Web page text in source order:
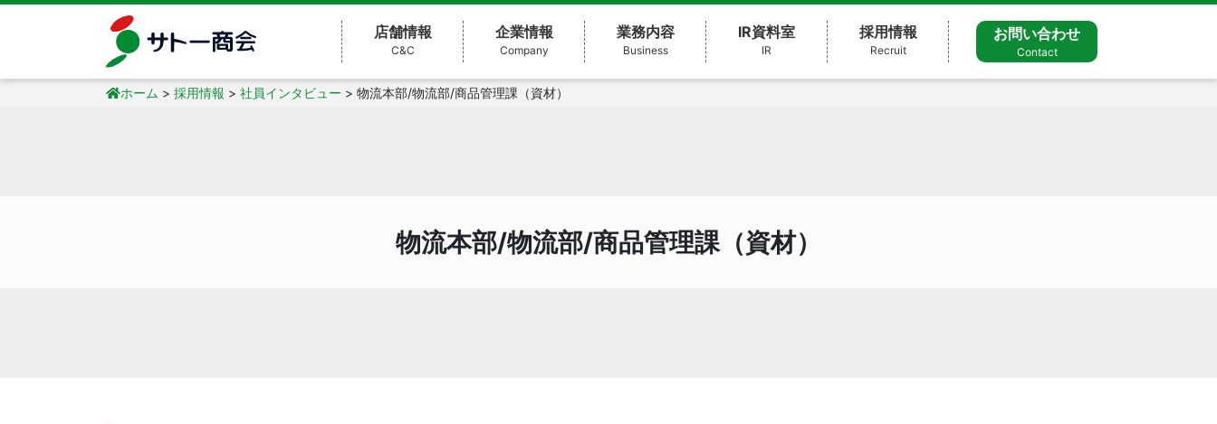
店舗情報
C&C
企業情報
Company
業務内容
Business
IR資料室
IR
採用情報
Recruit
お問い合わせ
Contact
ホーム > 採用情報 > 社員インタビュー > 物流本部/物流部/商品管理課（資材）
物流本部/物流部/商品管理課（資材）